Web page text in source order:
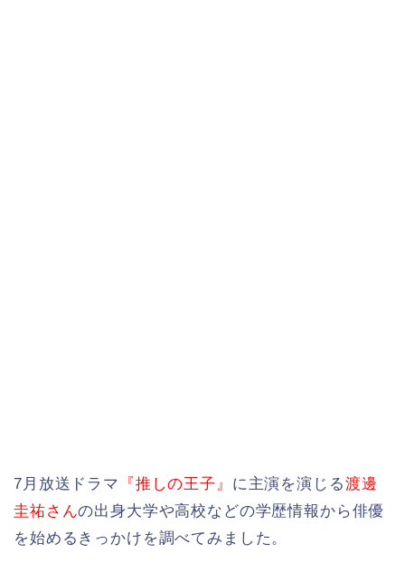
7月放送ドラマ 『推しの王子』 に主演を演じる渡邊
圭祐さんの出身大学や高校などの学歴情報から俳優
を始めるきっかけを調べてみました。